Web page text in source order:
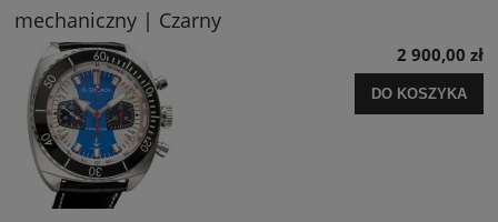
mechaniczny | Czarny
2 900,00 zł
DO KOSZYKA